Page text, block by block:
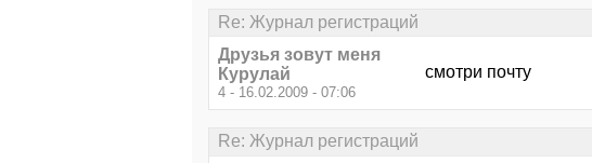
Re: Журнал регистраций
Друзья зовут меня
Курулай
4 - 16.02.2009 - 07:06
смотри почту
Re: Журнал регистраций